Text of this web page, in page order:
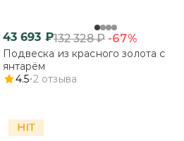
43 693 ₽132 328₽ -67%
Подвеска из красного золота с
янтарём
4.5 2 отзыва